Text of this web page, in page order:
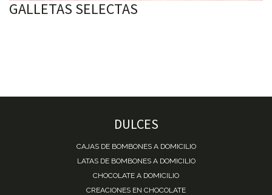
GALLETAS SELECTAS
DULCES
CAJAS DE BOMBONES A DOMICILIO
LATAS DE BOMBONES A DOMICILIO
CHOCOLATE A DOMICILIO
CREACIONES EN CHOCOLATE